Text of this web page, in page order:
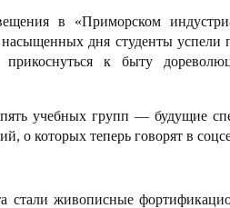
в «Приморском
дня студенты успели
к быту
учебных групп — будущие
о которых теперь говорят в
стали живописные